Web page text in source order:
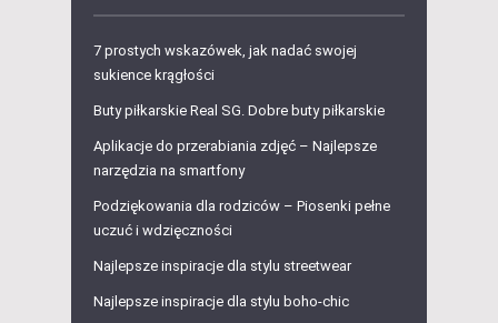
7 prostych wskazówek, jak nadać swojej
sukience krągłości
Buty piłkarskie Real SG. Dobre buty piłkarskie
Aplikacje do przerabiania zdjęć – Najlepsze
narzędzia na smartfony
Podziękowania dla rodziców – Piosenki pełne
uczuć i wdzięczności
Najlepsze inspiracje dla stylu streetwear
Najlepsze inspiracje dla stylu boho-chic